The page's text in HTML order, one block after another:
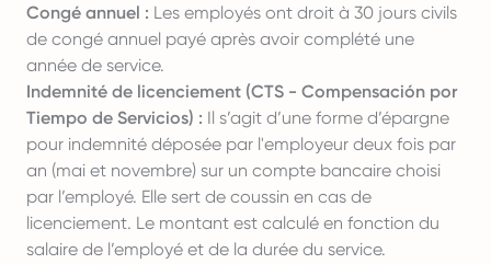
Congé annuel : Les employés ont droit à 30 jours civils
de congé annuel payé après avoir complété une
année de service.
Indemnité de licenciement (CTS - Compensación por
Tiempo de Servicios) : Il s’agit d’une forme d’épargne
pour indemnité déposée par l'employeur deux fois par
an (mai et novembre) sur un compte bancaire choisi
par l’employé. Elle sert de coussin en cas de
licenciement. Le montant est calculé en fonction du
salaire de l’employé et de la durée du service.